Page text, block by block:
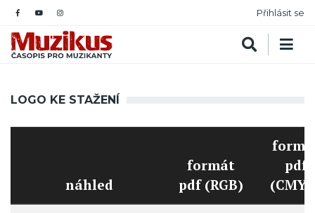
Přihlásit se
LOGO KE STAŽENÍ
náhled
formát
pdf (RGB)
pdf